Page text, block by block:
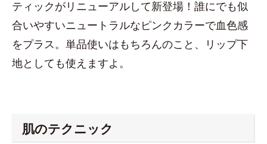
ティックがリニューアルして新登場！誰にでも似
合いやすいニュートラルなピンクカラーで血色感
をプラス。単品使いはもちろんのこと、リップ下
地としても使えますよ。
肌のテクニック